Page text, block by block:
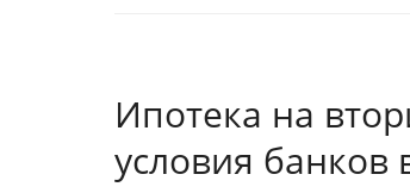
Ипотека на
условия банков